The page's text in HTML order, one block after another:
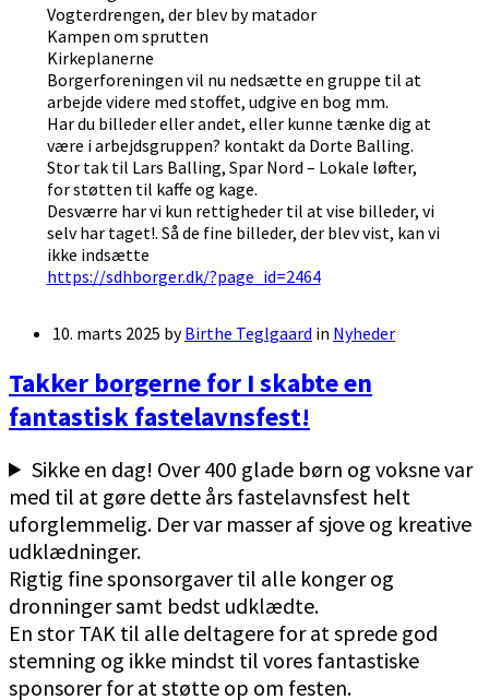
Vogterdrengen, der blev by matador
Kampen om sprutten
Kirkeplanerne
Borgerforeningen vil nu nedsætte en gruppe til at
arbejde videre med stoffet, udgive en bog mm.
Har du billeder eller andet, eller kunne tænke dig at
være i arbejdsgruppen? kontakt da Dorte Balling.
Stor tak til Lars Balling, Spar Nord – Lokale løfter,
for støtten til kaffe og kage.
Desværre har vi kun rettigheder til at vise billeder, vi
selv har taget!. Så de fine billeder, der blev vist, kan vi
ikke indsætte
https://sdhborger.dk/?page_id=2464
10. marts 2025 byBirthe Teglgaard in Nyheder
Takker borgerne for I skabte en
fantastisk fastelavnsfest!
Sikke en dag! Over 400 glade børn og voksne var
med til at gøre dette års fastelavnsfest helt
uforglemmelig. Der var masser af sjove og kreative
udklædninger.
Rigtig fine sponsorgaver til alle konger og
dronninger samt bedst udklædte.
En stor TAK til alle deltagere for at sprede god
stemning og ikke mindst til vores fantastiske
sponsorer for at støtte op om festen.